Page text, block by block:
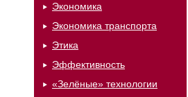
Экономика
Экономика транспорта
Этика
Эффективность
«Зелёные» технологии